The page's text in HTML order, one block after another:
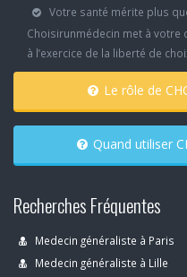
Votre santé mérite plus
Choisirunmédecin met à
à l’exercice de la liberté de
Le
Recherches Fréquentes
Medecin généraliste à Paris
Medecin généraliste à Lille